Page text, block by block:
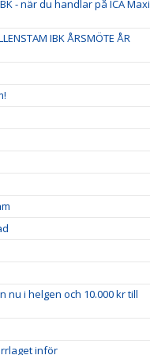
- när du handlar på ICA Maxi
IBK ÅRSMÖTE ÅR
nu i helgen och 10.000 kr till
inför